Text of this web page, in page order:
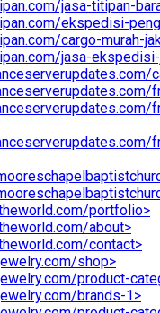
jasa-titipan-
ekspedisi-
cargo-murah-
jasa-
portfolio>
about>
contact>
shop>
product-
brands-1>